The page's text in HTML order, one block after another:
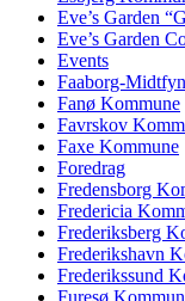
Eve’s Garden
Eve’s Garden
Events
Faaborg-
Fanø Kommune
Favrskov
Faxe Kommune
Foredrag
Fredensborg
Fredericia
Frederiksberg
Frederikshavn
Frederikssund
Furesø